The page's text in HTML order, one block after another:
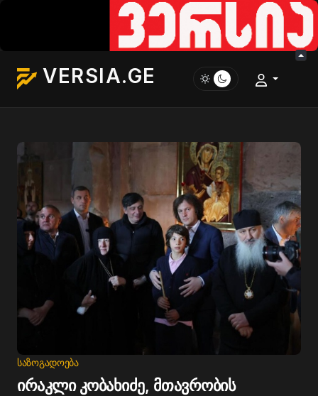
VERSIA.GE
ᲡᲐᲖᲝᲒᲐᲓᲝᲔᲑᲐ
ირაკლი კობახიძე, მთავრობის